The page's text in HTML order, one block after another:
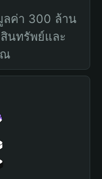
ลค่า 300 ล้าน
นทรัพย์และ
ณ